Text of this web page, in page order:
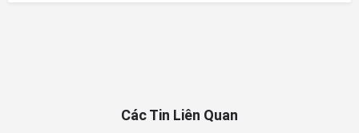
Các Tin Liên Quan